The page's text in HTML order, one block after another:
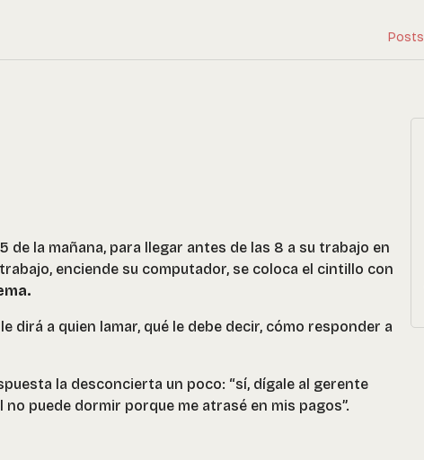
Posts
de la mañana, para llegar antes de las 8 a su trabajo en
enciende su computador, se coloca el cintillo con
dirá a quien lamar, qué le debe decir, cómo responder a
la desconcierta un poco: “sí, dígale al gerente
puede dormir porque me atrasé en mis pagos”.